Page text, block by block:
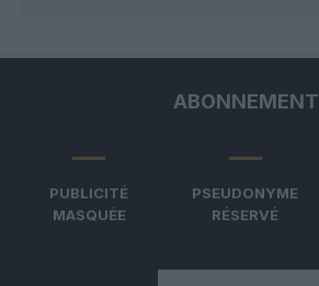
ABONNEMENT
PUBLICITÉ
MASQUÉE
PSEUDONYME
RÉSERVÉ